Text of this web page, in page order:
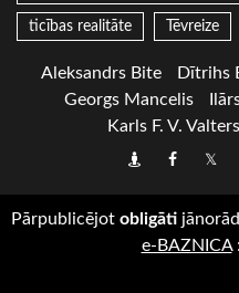
ticības realitāte Tēvreize
Aleksandrs Bite Dītrihs
Georgs Mancelis
Karls F. V. Valters
Draugiem
Pārpublicējot obligāti
e-BAZNICA